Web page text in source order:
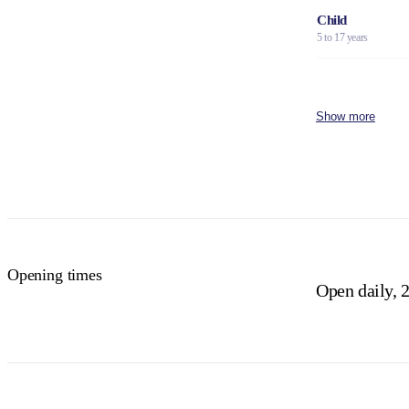
Child
5 to 17 years
Show more
Opening times
Open daily,